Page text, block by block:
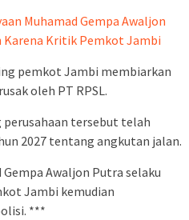
Muhamad Gempa Awaljon
Karena Kritik Pemkot Jambi
pemkot Jambi membiarkan
oleh PT RPSL.
perusahaan tersebut telah
2027 tentang angkutan jalan.
Awaljon Putra selaku
Jambi kemudian
***